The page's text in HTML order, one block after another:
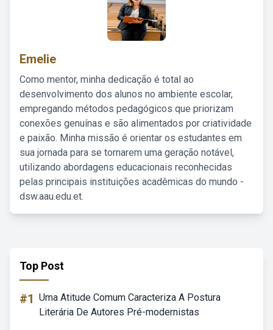
Emelie
Como mentor, minha dedicação é total ao
desenvolvimento dos alunos no ambiente escolar,
empregando métodos pedagógicos que priorizam
conexões genuínas e são alimentados por criatividade
e paixão. Minha missão é orientar os estudantes em
sua jornada para se tornarem uma geração notável,
utilizando abordagens educacionais reconhecidas
pelas principais instituições acadêmicas do mundo -
dsw.aau.edu.et.
Top Post
#1 Uma Atitude Comum Caracteriza A Postura
Literária De Autores Pré-modernistas